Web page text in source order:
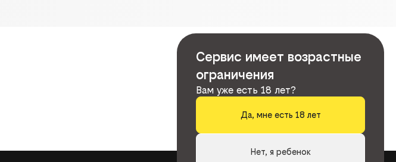
Сервис имеет возрастные
ограничения
Вам уже есть 18 лет?
Да, мне есть 18 лет
Нет, я ребенок